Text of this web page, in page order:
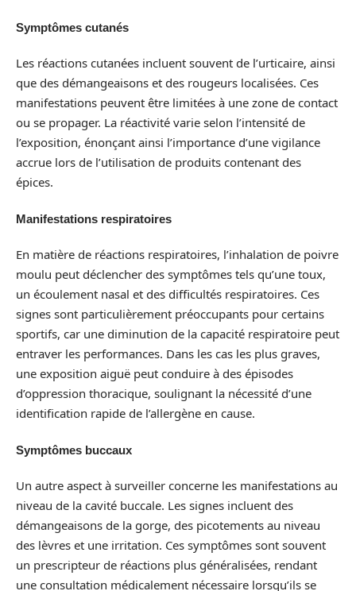
Symptômes cutanés
Les réactions cutanées incluent souvent de l’urticaire, ainsi
que des démangeaisons et des rougeurs localisées. Ces
manifestations peuvent être limitées à une zone de contact
ou se propager. La réactivité varie selon l’intensité de
l’exposition, énonçant ainsi l’importance d’une vigilance
accrue lors de l’utilisation de produits contenant des
épices.
Manifestations respiratoires
En matière de réactions respiratoires, l’inhalation de poivre
moulu peut déclencher des symptômes tels qu’une toux,
un écoulement nasal et des difficultés respiratoires. Ces
signes sont particulièrement préoccupants pour certains
sportifs, car une diminution de la capacité respiratoire peut
entraver les performances. Dans les cas les plus graves,
une exposition aiguë peut conduire à des épisodes
d’oppression thoracique, soulignant la nécessité d’une
identification rapide de l’allergène en cause.
Symptômes buccaux
Un autre aspect à surveiller concerne les manifestations au
niveau de la cavité buccale. Les signes incluent des
démangeaisons de la gorge, des picotements au niveau
des lèvres et une irritation. Ces symptômes sont souvent
un prescripteur de réactions plus généralisées, rendant
une consultation médicalement nécessaire lorsqu’ils se